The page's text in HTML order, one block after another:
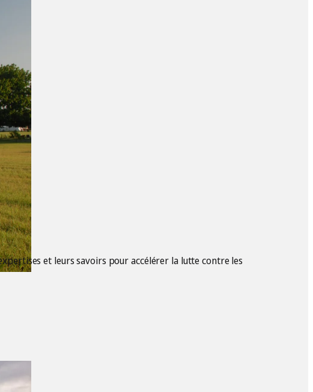
et leurs savoirs pour accélérer la lutte contre les